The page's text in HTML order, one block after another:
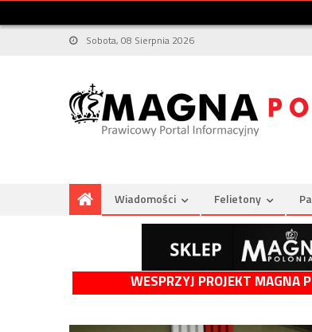
Sobota, 08 Sierpnia 2026
Wiadomości Felietony
WESPRZYJ PROJEKT MAGNA